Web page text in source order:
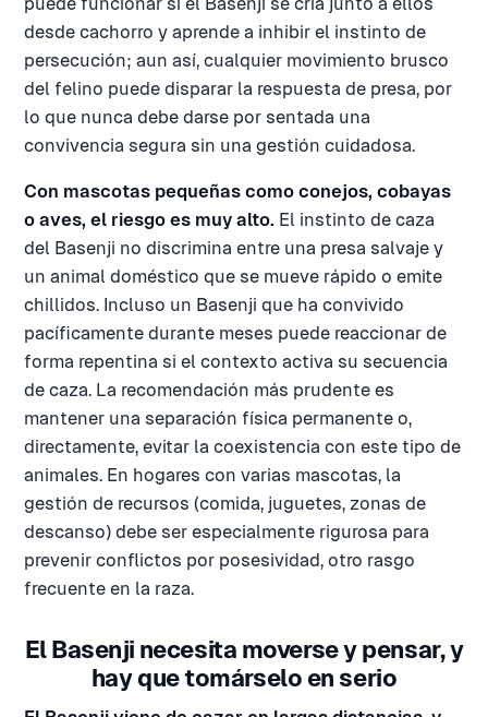
desde cachorro y aprende a inhibir el instinto de
persecución; aun así, cualquier movimiento brusco
del felino puede disparar la respuesta de presa, por
lo que nunca debe darse por sentada una
convivencia segura sin una gestión cuidadosa.
Con mascotas pequeñas como conejos, cobayas
o aves, el riesgo es muy alto. El instinto de caza
del Basenji no discrimina entre una presa salvaje y
un animal doméstico que se mueve rápido o emite
chillidos. Incluso un Basenji que ha convivido
pacíficamente durante meses puede reaccionar de
forma repentina si el contexto activa su secuencia
de caza. La recomendación más prudente es
mantener una separación física permanente o,
directamente, evitar la coexistencia con este tipo de
animales. En hogares con varias mascotas, la
gestión de recursos (comida, juguetes, zonas de
descanso) debe ser especialmente rigurosa para
prevenir conflictos por posesividad, otro rasgo
frecuente en la raza.
El Basenji necesita moverse y pensar, y
hay que tomárselo en serio